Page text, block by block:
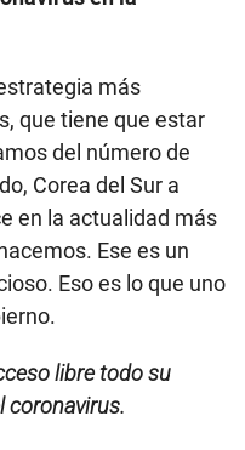
Corea del Sur a
Ese es un
Eso es lo que uno
libre todo su